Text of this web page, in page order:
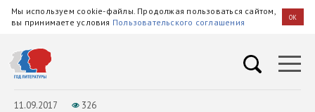
Мы используем cookie-файлы. Продолжая пользоваться сайтом,
вы принимаете условия Пользовательского соглашения OK
11.09.2017 326